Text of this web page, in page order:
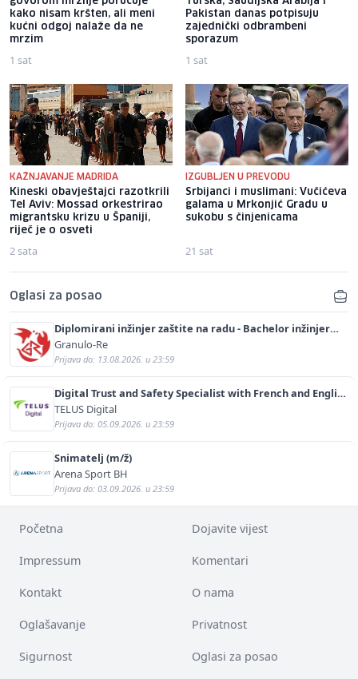
kako nisam kršten, ali meni
kućni odgoj nalaže da ne
mrzim
1 sat
Pakistan danas potpisuju
zajednički odbrambeni
sporazum
1 sat
KAŽNJAVANJE MADRIDA
Kineski obavještajci razotkrili
Tel Aviv: Mossad orkestrirao
migrantsku krizu u Španiji,
riječ je o osveti
2 sata
IZGUBLJEN U PREVODU
Srbijanci i muslimani: Vučićeva
galama u Mrkonjić Gradu u
sukobu s činjenicama
21 sat
Oglasi za posao
Diplomirani inžinjer zaštite na radu - Bachelor inžinjer
sigurnosti i pomoći (m/ž)
Granulo-Re
Prijava do: 13.08.2026. u 23:59
Digital Trust and Safety Specialist with French and English
(m/f)
TELUS Digital
Prijava do: 05.09.2026. u 23:59
Snimatelj (m/ž)
Arena Sport BH
Prijava do: 03.09.2026. u 23:59
Početna Dojavite vijest
Impressum Komentari
Kontakt O nama
Oglašavanje Privatnost
Sigurnost Oglasi za posao